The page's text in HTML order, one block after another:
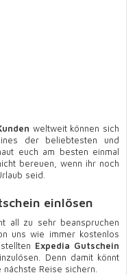
weltweit können sich
der beliebtesten und
euch am besten einmal
bereuen, wenn ihr noch
seid.
einlösen
all zu sehr beanspruchen
uns wie immer kostenlos
Expedia Gutschein
Denn damit könnt
Reise sichern.